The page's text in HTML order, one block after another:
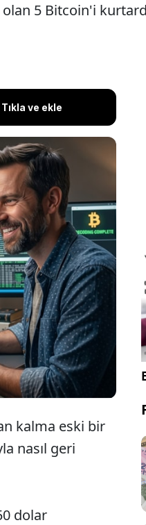
5 Bitcoin'i
ve ekle
göre Anthropic’in
süredir
400 bin dolar olan
kalma eski bir
nasıl geri
dolar